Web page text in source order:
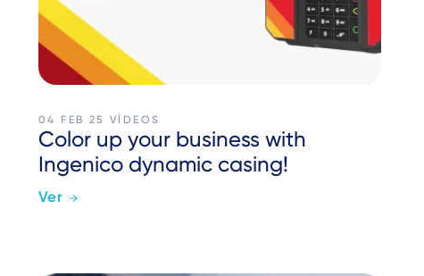
04 FEB 25 VÍDEOS
Color up your business with
Ingenico dynamic casing!
Ver